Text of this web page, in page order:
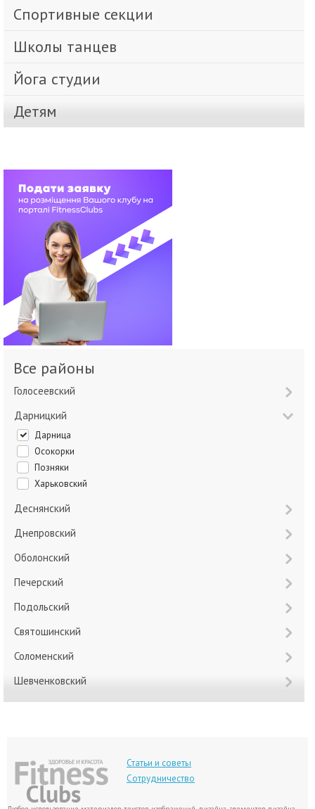
Спортивные секции
Школы танцев
Йога студии
Детям
Все районы
Голосеевский
Дарницкий
Дарница
Осокорки
Позняки
Харьковский
Деснянский
Днепровский
Оболонский
Печерский
Подольский
Святошинский
Соломенский
Шевченковский
Статьи и советы
Сотрудничество